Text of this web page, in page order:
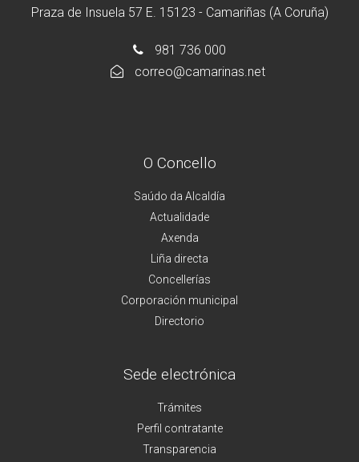
Praza de Insuela 57 E. 15123 - Camariñas (A Coruña)
981 736 000
correo@camarinas.net
O Concello
Saúdo da Alcaldía
Actualidade
Axenda
Liña directa
Concellerías
Corporación municipal
Directorio
Sede electrónica
Trámites
Perfil contratante
Transparencia